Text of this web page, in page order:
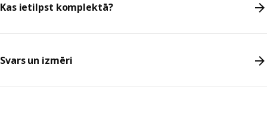
Kas ietilpst komplektā?
Svars un izmēri